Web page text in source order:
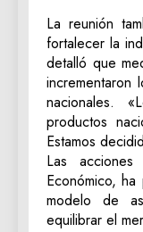
La reunión
fortalecer la
detalló que
nacionales.
productos
Estamos
Las
Económico,
modelo de
equilibrar el